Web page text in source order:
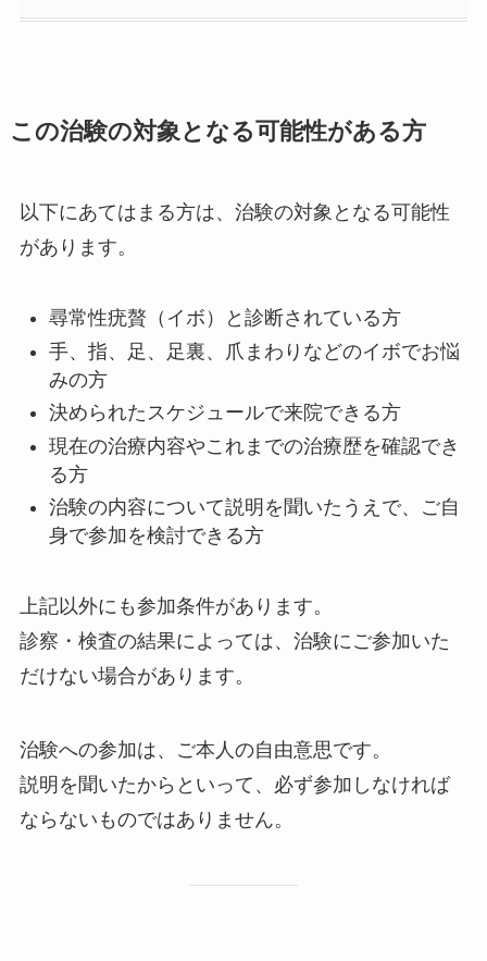
この治験の対象となる可能性がある方
以下にあてはまる方は、治験の対象となる可能性
があります。
尋常性疣贅（イボ）と診断されている方
手、指、足、足裏、爪まわりなどのイボでお悩
みの方
決められたスケジュールで来院できる方
現在の治療内容やこれまでの治療歴を確認でき
る方
治験の内容について説明を聞いたうえで、ご自
身で参加を検討できる方
上記以外にも参加条件があります。
診察・検査の結果によっては、治験にご参加いた
だけない場合があります。
治験への参加は、ご本人の自由意思です。
説明を聞いたからといって、必ず参加しなければ
ならないものではありません。